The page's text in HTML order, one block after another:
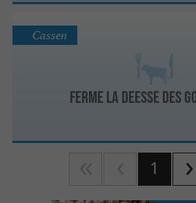
FERME LA DEESSE DES
Cassen
1